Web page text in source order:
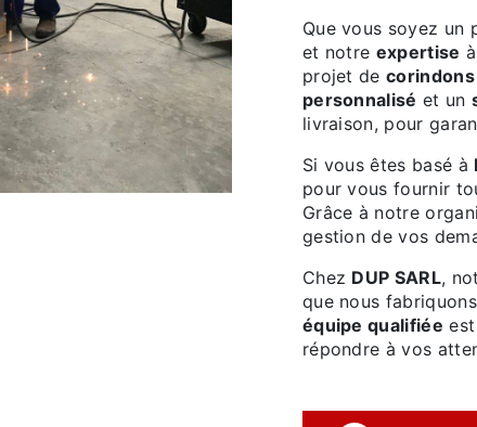
Que vous soyez
et notre expertise
projet de
personnalisé et un
livraison, pour
Si vous êtes basé à
pour vous fournir
Grâce à notre
gestion de vos
Chez DUP SARL,
que nous
équipe qualifiée
répondre à vos